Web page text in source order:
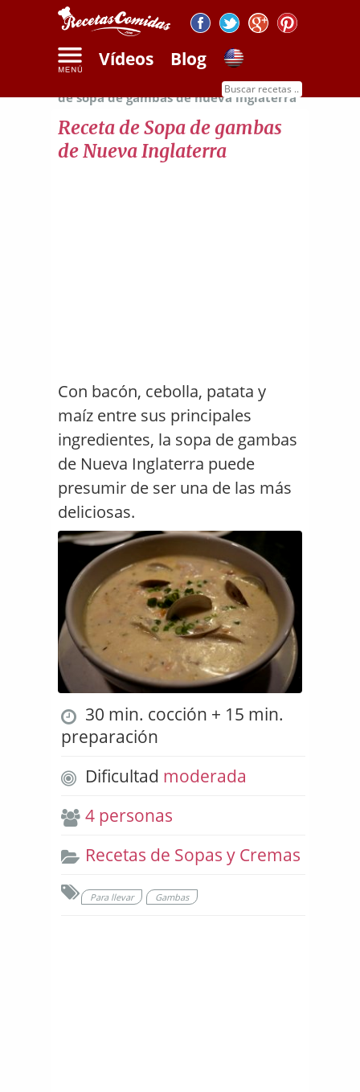
Vídeos Blog
Recetas de sopas y cremas
Receta
de sopa de gambas de nueva inglaterra
Receta de Sopa de gambas
de Nueva Inglaterra
Con bacón, cebolla, patata y
maíz entre sus principales
ingredientes, la sopa de gambas
de Nueva Inglaterra puede
presumir de ser una de las más
deliciosas.
30 min. cocción + 15 min.
preparación
Dificultad moderada
4 personas
Recetas de Sopas y Cremas
Para llevar Gambas